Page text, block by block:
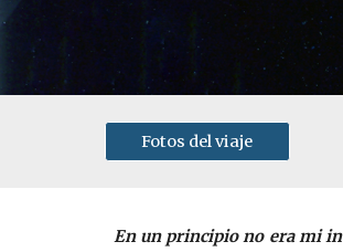
Fotos del viaje
En un principio no era mi